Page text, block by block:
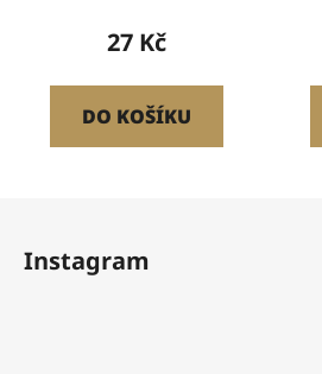
27 Kč
DO KOŠÍKU
Instagram